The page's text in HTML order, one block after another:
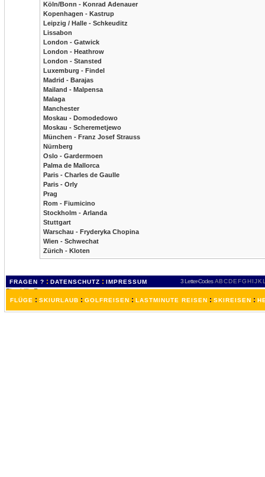
Köln/Bonn - Konrad Adenauer
Kopenhagen - Kastrup
Leipzig / Halle - Schkeuditz
Lissabon
London - Gatwick
London - Heathrow
London - Stansted
Luxemburg - Findel
Madrid - Barajas
Mailand - Malpensa
Malaga
Manchester
Moskau - Domodedowo
Moskau - Scheremetjewo
München - Franz Josef Strauss
Nürnberg
Oslo - Gardermoen
Palma de Mallorca
Paris - Charles de Gaulle
Paris - Orly
Prag
Rom - Fiumicino
Stockholm - Arlanda
Stuttgart
Warschau - Fryderyka Chopina
Wien - Schwechat
Zürich - Kloten
FRAGEN ? : DATENSCHUTZ : IMPRESSUM 3 Letter-Codes ABCDEFGH IJKL
FLÜGE : SKIURLAUB : GOLFREISEN : LASTMINUTE REISEN : SKIREISEN :